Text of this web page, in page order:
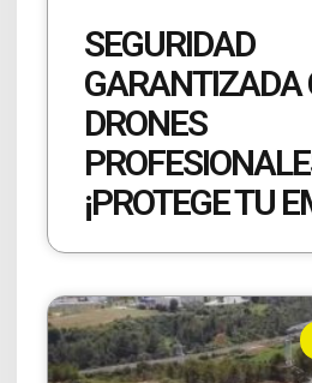
SEGURIDAD
GARANTIZADA
DRONES
¡PROTEGE TU